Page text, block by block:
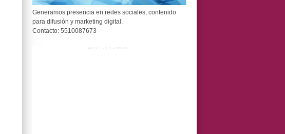
Generamos presencia en redes sociales, contenido
para difusión y marketing digital.
Contacto: 5510087673
ADVERTISEMENT